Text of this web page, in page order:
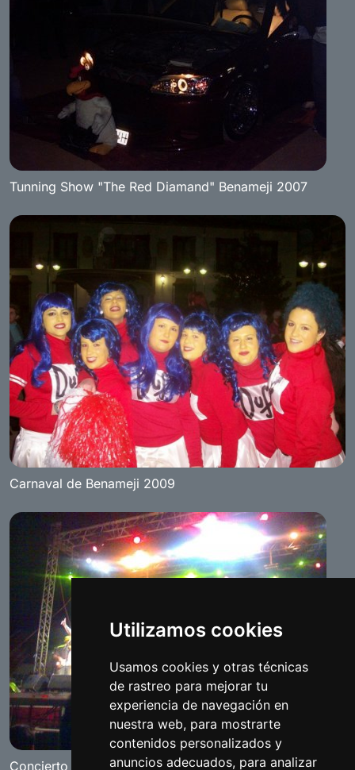
Utilizamos cookies
Usamos cookies y otras técnicas
de rastreo para mejorar tu
experiencia de navegación en
nuestra web, para mostrarte
contenidos personalizados y
anuncios adecuados, para analizar
Tunning Show "The Red Diamand" Benameji 2007
Carnaval de Benameji 2009
Concierto de Los Delinqüentes